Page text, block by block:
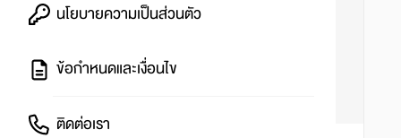
นโยบายความเป็นส่วนตัว
ข้อกำหนดและเงื่อนไข
ติดต่อเรา